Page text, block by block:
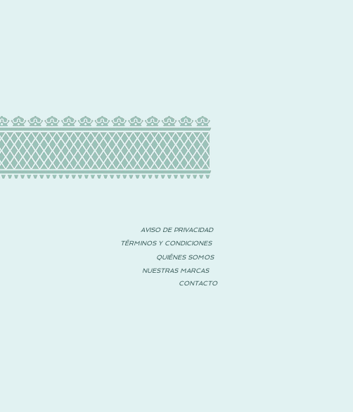
AVISO DE PRIVACIDAD
TÉRMINOS Y CONDICIONES
QUIÉNES SOMOS
NUESTRAS MARCAS
CONTACTO